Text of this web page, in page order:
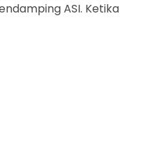
ASI. Ketika